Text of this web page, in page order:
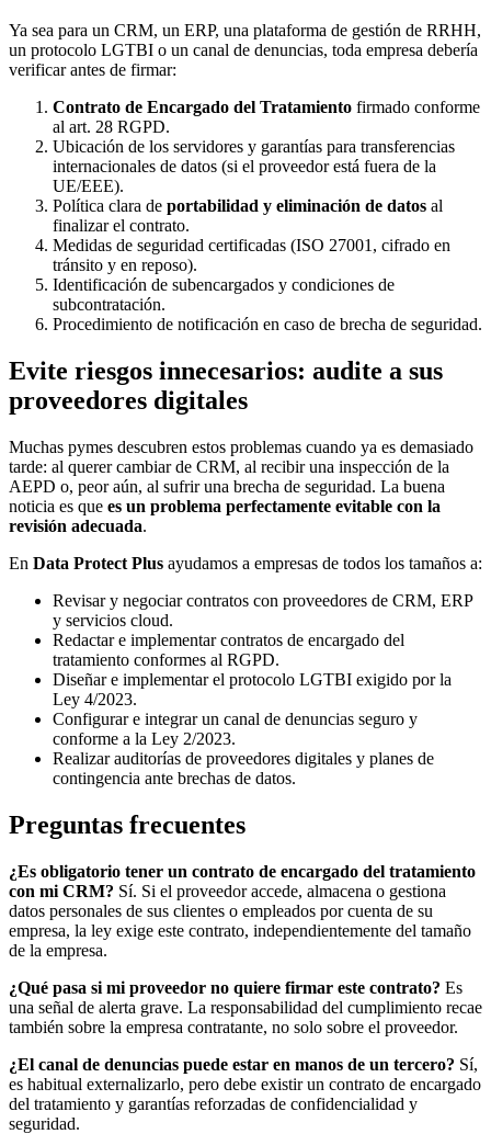
Ya sea para un CRM, un ERP, una plataforma de gestión de RRHH,
un protocolo LGTBI o un canal de denuncias, toda empresa debería
verificar antes de firmar:
Contrato de Encargado del Tratamiento firmado conforme
al art. 28 RGPD.
Ubicación de los servidores y garantías para transferencias
internacionales de datos (si el proveedor está fuera de la
UE/EEE).
Política clara de portabilidad y eliminación de datos al
finalizar el contrato.
Medidas de seguridad certificadas (ISO 27001, cifrado en
tránsito y en reposo).
Identificación de subencargados y condiciones de
subcontratación.
Procedimiento de notificación en caso de brecha de seguridad.
Evite riesgos innecesarios: audite a sus
proveedores digitales
Muchas pymes descubren estos problemas cuando ya es demasiado
tarde: al querer cambiar de CRM, al recibir una inspección de la
AEPD o, peor aún, al sufrir una brecha de seguridad. La buena
noticia es que es un problema perfectamente evitable con la
revisión adecuada.
En Data Protect Plus ayudamos a empresas de todos los tamaños a:
Revisar y negociar contratos con proveedores de CRM, ERP
y servicios cloud.
Redactar e implementar contratos de encargado del
tratamiento conformes al RGPD.
Diseñar e implementar el protocolo LGTBI exigido por la
Ley 4/2023.
Configurar e integrar un canal de denuncias seguro y
conforme a la Ley 2/2023.
Realizar auditorías de proveedores digitales y planes de
contingencia ante brechas de datos.
Preguntas frecuentes
¿Es obligatorio tener un contrato de encargado del tratamiento
con mi CRM? Sí. Si el proveedor accede, almacena o gestiona
datos personales de sus clientes o empleados por cuenta de su
empresa, la ley exige este contrato, independientemente del tamaño
de la empresa.
¿Qué pasa si mi proveedor no quiere firmar este contrato? Es
una señal de alerta grave. La responsabilidad del cumplimiento recae
también sobre la empresa contratante, no solo sobre el proveedor.
¿El canal de denuncias puede estar en manos de un tercero? Sí,
es habitual externalizarlo, pero debe existir un contrato de encargado
del tratamiento y garantías reforzadas de confidencialidad y
seguridad.